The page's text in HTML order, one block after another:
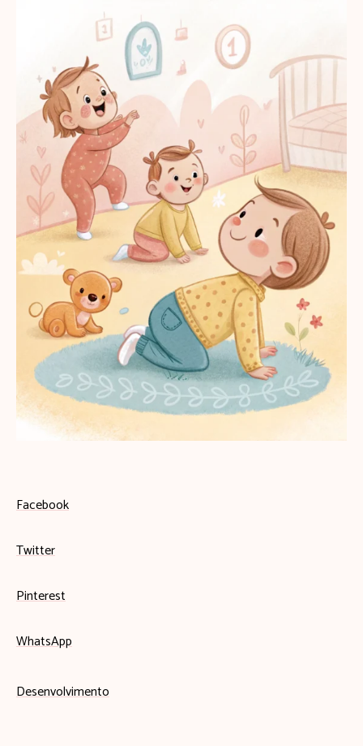
Facebook
Twitter
Pinterest
WhatsApp
Desenvolvimento